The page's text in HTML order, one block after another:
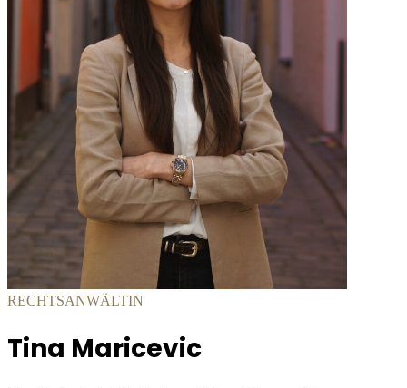
Maricevic
RECHTSANWÄLTIN
Tina Maricevic